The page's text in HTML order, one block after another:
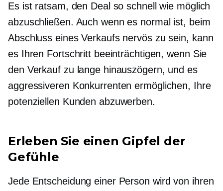
Es ist ratsam, den Deal so schnell wie möglich
abzuschließen. Auch wenn es normal ist, beim
Abschluss eines Verkaufs nervös zu sein, kann
es Ihren Fortschritt beeinträchtigen, wenn Sie
den Verkauf zu lange hinauszögern, und es
aggressiveren Konkurrenten ermöglichen, Ihre
potenziellen Kunden abzuwerben.
Erleben Sie einen Gipfel der
Gefühle
Jede Entscheidung einer Person wird von ihren